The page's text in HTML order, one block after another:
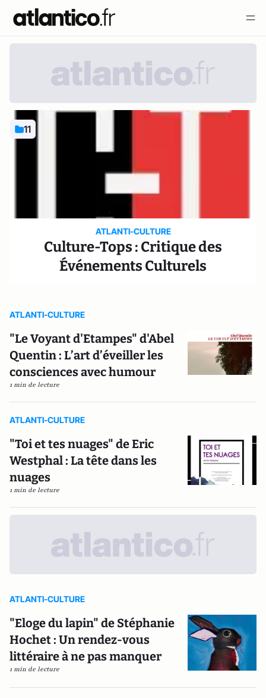
11
ATLANTI-CULTURE
Culture-Tops : Critique des
Événements Culturels
ATLANTI-CULTURE
"Le Voyant d'Etampes" d'Abel
Quentin : L’art d’éveiller les
consciences avec humour
1 min de lecture
ATLANTI-CULTURE
"Toi et tes nuages" de Eric
Westphal : La tête dans les
nuages
1 min de lecture
ATLANTI-CULTURE
"Eloge du lapin" de Stéphanie
Hochet : Un rendez-vous
littéraire à ne pas manquer
1 min de lecture